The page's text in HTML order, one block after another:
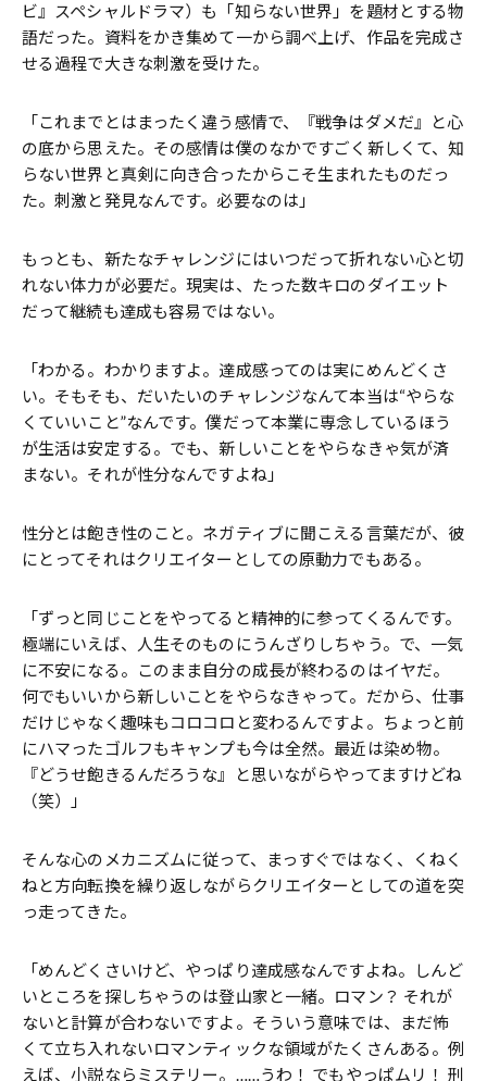
ビ』スペシャルドラマ）も「知らない世界」を題材とする物
語だった。資料をかき集めて一から調べ上げ、作品を完成さ
せる過程で大きな刺激を受けた。
「これまでとはまったく違う感情で、『戦争はダメだ』と心
の底から思えた。その感情は僕のなかですごく新しくて、知
らない世界と真剣に向き合ったからこそ生まれたものだっ
た。刺激と発見なんです。必要なのは」
もっとも、新たなチャレンジにはいつだって折れない心と切
れない体力が必要だ。現実は、たった数キロのダイエット
だって継続も達成も容易ではない。
「わかる。わかりますよ。達成感ってのは実にめんどくさ
い。そもそも、だいたいのチャレンジなんて本当は“やらな
くていいこと”なんです。僕だって本業に専念しているほう
が生活は安定する。でも、新しいことをやらなきゃ気が済
まない。それが性分なんですよね」
性分とは飽き性のこと。ネガティブに聞こえる言葉だが、彼
にとってそれはクリエイターとしての原動力でもある。
「ずっと同じことをやってると精神的に参ってくるんです。
極端にいえば、人生そのものにうんざりしちゃう。で、一気
に不安になる。このまま自分の成長が終わるのはイヤだ。
何でもいいから新しいことをやらなきゃって。だから、仕事
だけじゃなく趣味もコロコロと変わるんですよ。ちょっと前
にハマったゴルフもキャンプも今は全然。最近は染め物。
『どうせ飽きるんだろうな』と思いながらやってますけどね
（笑）」
そんな心のメカニズムに従って、まっすぐではなく、くねく
ねと方向転換を繰り返しながらクリエイターとしての道を突
っ走ってきた。
「めんどくさいけど、やっぱり達成感なんですよね。しんど
いところを探しちゃうのは登山家と一緒。ロマン？ それが
ないと計算が合わないですよ。そういう意味では、まだ怖
くて立ち入れないロマンティックな領域がたくさんある。例
えば、小説ならミステリー。……うわ！ でもやっぱムリ！ 刑